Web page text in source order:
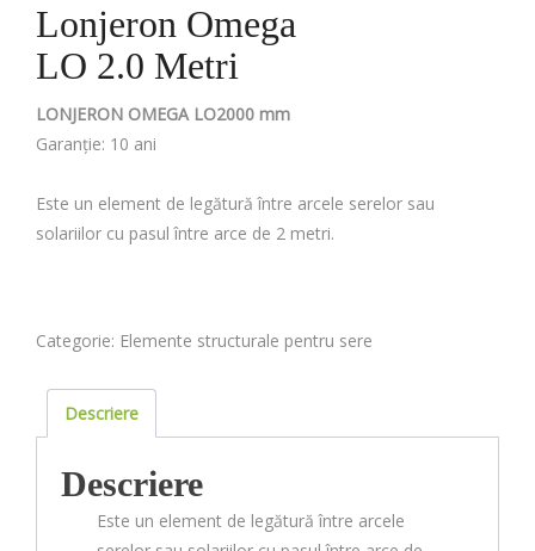
Lonjeron Omega
LO 2.0 Metri
LONJERON OMEGA LO2000 mm
Garanție: 10 ani
Este un element de legătură între arcele serelor sau
solariilor cu pasul între arce de 2 metri.
Categorie: Elemente structurale pentru sere
Descriere
Descriere
Este un element de legătură între arcele